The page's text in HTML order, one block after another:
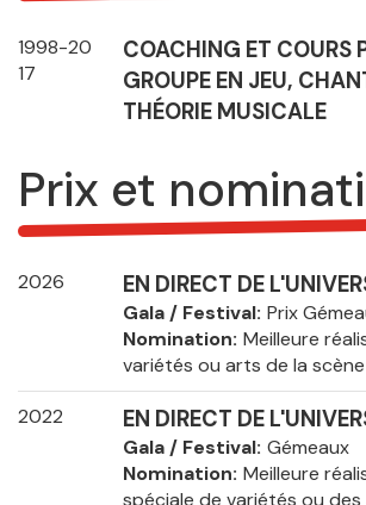
1998-20
17
COACHING ET COURS
GROUPE EN JEU,
THÉORIE MUSICALE
Prix et
2026 EN DIRECT DE
Gala / Festival Prix
Nomination Meilleure
variétés ou arts de la scène
2022 EN DIRECT DE
Gala / Festival Gémeaux
Nomination Meilleure
spéciale de variétés ou